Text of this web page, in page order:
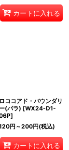
カートに入れる
ロココアド・バウンダリ
ー(パラ) [WX24-D1-
]
円 ～200円(税込)
カートに入れる